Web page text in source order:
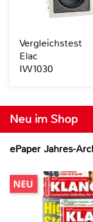
Neu im Shop
ePaper Jahres-
Vergleichstest
Elac
IW1030